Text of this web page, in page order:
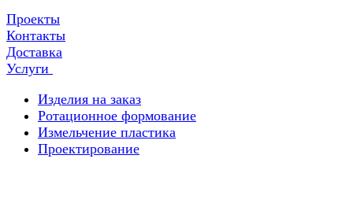
Проекты
Контакты
Доставка
Услуги
Изделия на заказ
Ротационное формование
Измельчение пластика
Проектирование